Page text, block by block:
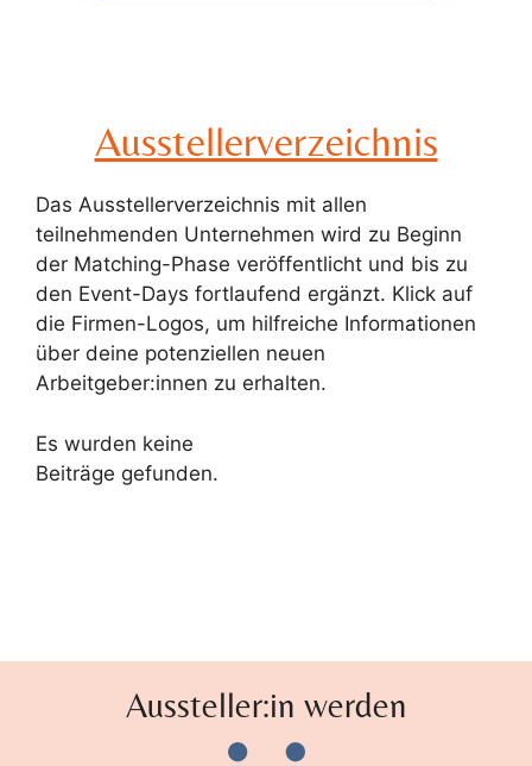
Ausstellerverzeichnis
Das Ausstellerverzeichnis mit allen
teilnehmenden Unternehmen wird zu Beginn
der Matching-Phase veröffentlicht und bis zu
den Event-Days fortlaufend ergänzt. Klick auf
die Firmen-Logos, um hilfreiche Informationen
über deine potenziellen neuen
Arbeitgeber:innen zu erhalten.
Es wurden keine
Beiträge gefunden.
Aussteller:in werden